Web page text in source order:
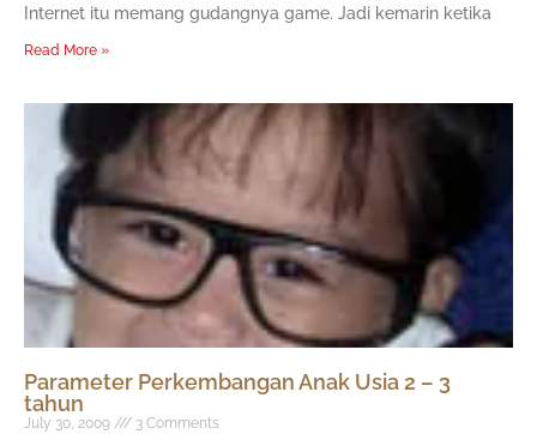
Internet itu memang gudangnya game. Jadi kemarin ketika
Read More »
Parameter Perkembangan Anak Usia 2 – 3
tahun
July 30, 2009 3 Comments